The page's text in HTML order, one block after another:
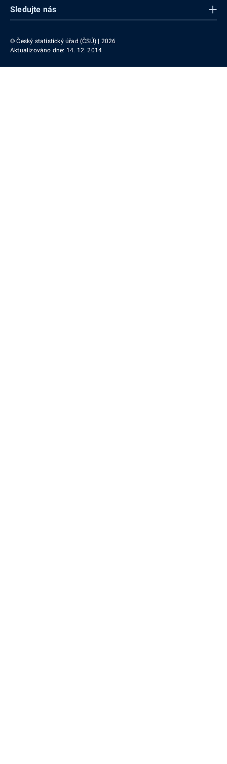
Sledujte nás
© Český statistický úřad (ČSÚ) | 2026
Aktualizováno dne: 14. 12. 2014